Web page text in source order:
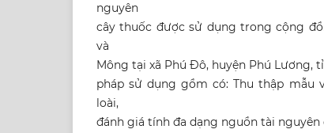
nguyên
cây thuốc được sử dụng trong cộng
và
Mông tại xã Phú Đô, huyện Phú Lương,
pháp sử dụng gồm có: Thu thập mẫu
loài,
đánh giá tính đa dạng nguồn tài